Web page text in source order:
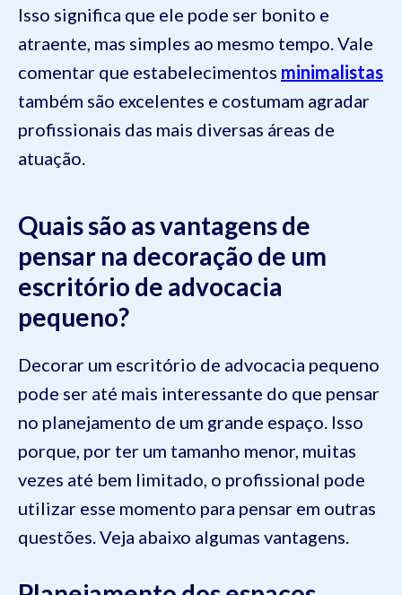
Isso significa que ele pode ser bonito e
atraente, mas simples ao mesmo tempo. Vale
comentar que estabelecimentos minimalistas
também são excelentes e costumam agradar
profissionais das mais diversas áreas de
atuação.
Quais são as vantagens de
pensar na decoração de um
escritório de advocacia
pequeno?
Decorar um escritório de advocacia pequeno
pode ser até mais interessante do que pensar
no planejamento de um grande espaço. Isso
porque, por ter um tamanho menor, muitas
vezes até bem limitado, o profissional pode
utilizar esse momento para pensar em outras
questões. Veja abaixo algumas vantagens.